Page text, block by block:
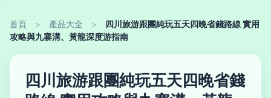
首頁 > 產品大全 >
四川旅游跟團純玩五天四晚省錢路線 實用
攻略與九寨溝、黃龍深度游指南
四川旅游跟團純玩五天四晚省錢